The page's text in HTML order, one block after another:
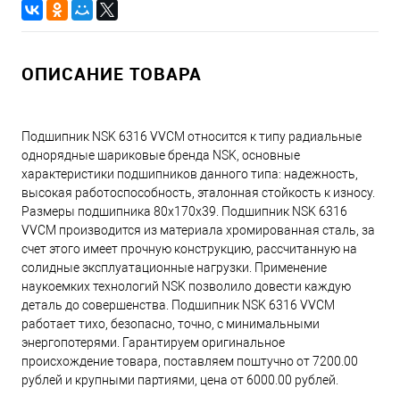
ОПИСАНИЕ ТОВАРА
Подшипник NSK 6316 VVCM относится к типу радиальные
однорядные шариковые бренда NSK, основные
характеристики подшипников данного типа: надежность,
высокая работоспособность, эталонная стойкость к износу.
Размеры подшипника 80x170x39. Подшипник NSK 6316
VVCM производится из материала хромированная сталь, за
счет этого имеет прочную конструкцию, рассчитанную на
солидные эксплуатационные нагрузки. Применение
наукоемких технологий NSK позволило довести каждую
деталь до совершенства. Подшипник NSK 6316 VVCM
работает тихо, безопасно, точно, с минимальными
энергопотерями. Гарантируем оригинальное
происхождение товара, поставляем поштучно от 7200.00
рублей и крупными партиями, цена от 6000.00 рублей.